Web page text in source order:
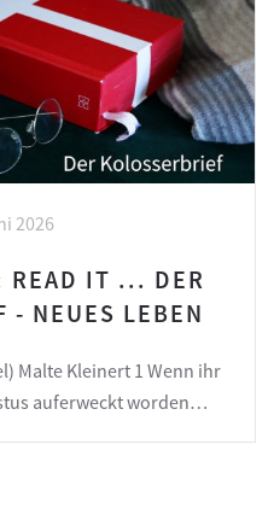
2026
READ IT ... DER
- NEUES LEBEN
Malte Kleinert 1 Wenn ihr
auferweckt worden…